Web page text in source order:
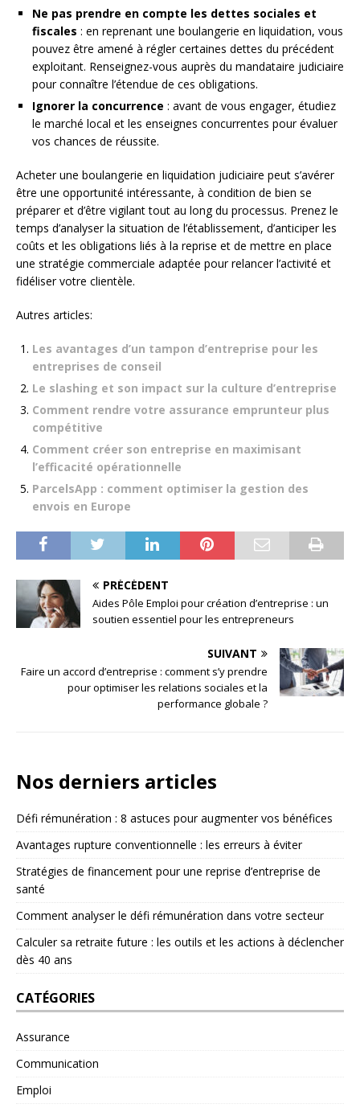
Ne pas prendre en compte les dettes sociales et
fiscales : en reprenant une boulangerie en liquidation, vous
pouvez être amené à régler certaines dettes du précédent
exploitant. Renseignez-vous auprès du mandataire judiciaire
pour connaître l’étendue de ces obligations.
Ignorer la concurrence : avant de vous engager, étudiez
le marché local et les enseignes concurrentes pour évaluer
vos chances de réussite.
Acheter une boulangerie en liquidation judiciaire peut s’avérer
être une opportunité intéressante, à condition de bien se
préparer et d’être vigilant tout au long du processus. Prenez le
temps d’analyser la situation de l’établissement, d’anticiper les
coûts et les obligations liés à la reprise et de mettre en place
une stratégie commerciale adaptée pour relancer l’activité et
fidéliser votre clientèle.
Autres articles:
Les avantages d’un tampon d’entreprise pour les
entreprises de conseil
Le slashing et son impact sur la culture d’entreprise
Comment rendre votre assurance emprunteur plus
compétitive
Comment créer son entreprise en maximisant
l’efficacité opérationnelle
ParcelsApp : comment optimiser la gestion des
envois en Europe
PRÉCÉDENT
Aides Pôle Emploi pour création d’entreprise : un
soutien essentiel pour les entrepreneurs
SUIVANT
Faire un accord d’entreprise : comment s’y prendre
pour optimiser les relations sociales et la
performance globale ?
Nos derniers articles
Défi rémunération : 8 astuces pour augmenter vos bénéfices
Avantages rupture conventionnelle : les erreurs à éviter
Stratégies de financement pour une reprise d’entreprise de
santé
Comment analyser le défi rémunération dans votre secteur
Calculer sa retraite future : les outils et les actions à déclencher
dès 40 ans
CATÉGORIES
Assurance
Communication
Emploi